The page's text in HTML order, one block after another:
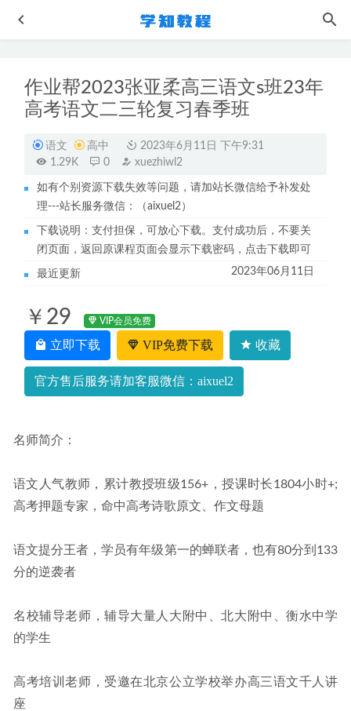
作业帮2023张亚柔高三语文s班23年
高考语文二三轮复习春季班
语文 高中
2023年6月11日 下午9:31
1.29K
0 xuezhiwl2
如有个别资源下载失效等问题，请加站长微信给予补发处
理---站长服务微信：（aixuel2）
下载说明：支付担保，可放心下载。支付成功后，不要关
闭页面，返回原课程页面会显示下载密码，点击下载即可
最近更新 2023年06月11日
￥29 VIP会员免费
立即下载 VIP免费下载 收藏
官方售后服务请加客服微信：aixuel2
名师简介：
语文人气教师，累计教授班级156+，授课时长1804小时+;
高考押题专家，命中高考诗歌原文、作文母题
语文提分王者，学员有年级第一的蝉联者，也有80分到133
分的逆袭者
名校辅导老师，辅导大量人大附中、北大附中、衡水中学
的学生
高考培训老师，受邀在北京公立学校举办高三语文千人讲
座
腾讯课堂2023坤哥高三物理教学视频 2022-09-21
作业帮2023谢天洲高二数学a春季班课程+讲义笔记
26
大学数学网课教程西安交大高等数学上下册教程
2022-10-30
作业帮高中化学网课教程2023李伟高中化学s暑秋联报视频
2023作业帮康冲高二化学a+班寒假班视频教程+课堂笔记
2023-05-12